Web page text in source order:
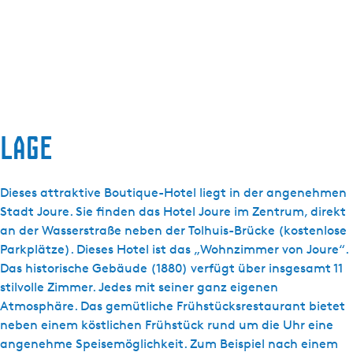
Lage
Dieses attraktive Boutique-Hotel liegt in der angenehmen
Stadt Joure. Sie finden das Hotel Joure im Zentrum, direkt
an der Wasserstraße neben der Tolhuis-Brücke (kostenlose
Parkplätze). Dieses Hotel ist das „Wohnzimmer von Joure“.
Das historische Gebäude (1880) verfügt über insgesamt 11
stilvolle Zimmer. Jedes mit seiner ganz eigenen
Atmosphäre. Das gemütliche Frühstücksrestaurant bietet
neben einem köstlichen Frühstück rund um die Uhr eine
angenehme Speisemöglichkeit. Zum Beispiel nach einem